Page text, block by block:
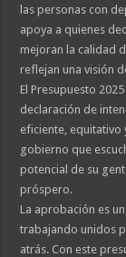
las personas con
apoya a quienes
mejoran la calidad
reflejan una visión
El Presupuesto
declaración de
eficiente, equitativo
gobierno que
potencial de su
próspero.
La aprobación es
trabajando unidos
atrás. Con este